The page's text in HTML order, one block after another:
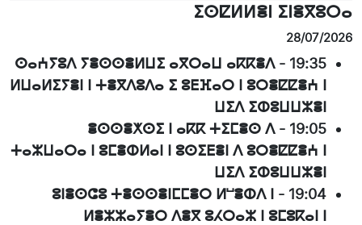
ⵉⵙⵇⵍⵍⴻⵏ ⵉⵏⴻⴳⵓⵔⴰ
28/07/2026
19:35
-
ⵙⴰⵄⵢⵓⴷ ⵢⴻⵙⵙⴻⵍⵡⵉ ⴰⴳⵔⴰⵡ ⴰⴽⴽⴻⴷ
ⵍⵡⴰⵍⵉⵢⴻⵏ ⵏ ⵜⴻⴳⴷⵓⴷⴰ ⵉ ⵓⴹⴼⴰⵔ ⵏ ⵓⵔⴻⵇⵇⴻⵄ ⵏ
ⵡⵉⴷ ⵉⵀⵓⵡⵡⵣⴻⵏ
19:05
-
ⴻⵙⵙⴻⵅⵙⵉ ⵏ ⴰⴽⴽ ⵜⵉⵎⴻⵙ ⴷ
ⵜⴰⵣⵡⴰⵔⴰ ⵏ ⵓⵎⴻⵀⵍⴰⵏ ⵏ ⵓⵙⵉⴹⴻⵏ ⴷ ⵓⵔⴻⵇⵇⴻⵄ ⵏ
ⵡⵉⴷ ⵉⵀⵓⵡⵡⵣⴻⵏ
19:04
-
ⵓⵏⴻⵙⵛⵓ ⵜⴻⵙⵙⴻⵏⵎⵎⴻⵔ ⵍⵯⴻⵀⴷ ⵏ
ⵍⴻⵣⵣⴰⵢⴻⵔ ⴷⴻⴳ ⵓⵃⵔⴰⵣ ⵏ ⵓⵎⵓⴽⴰⵏ ⵏ